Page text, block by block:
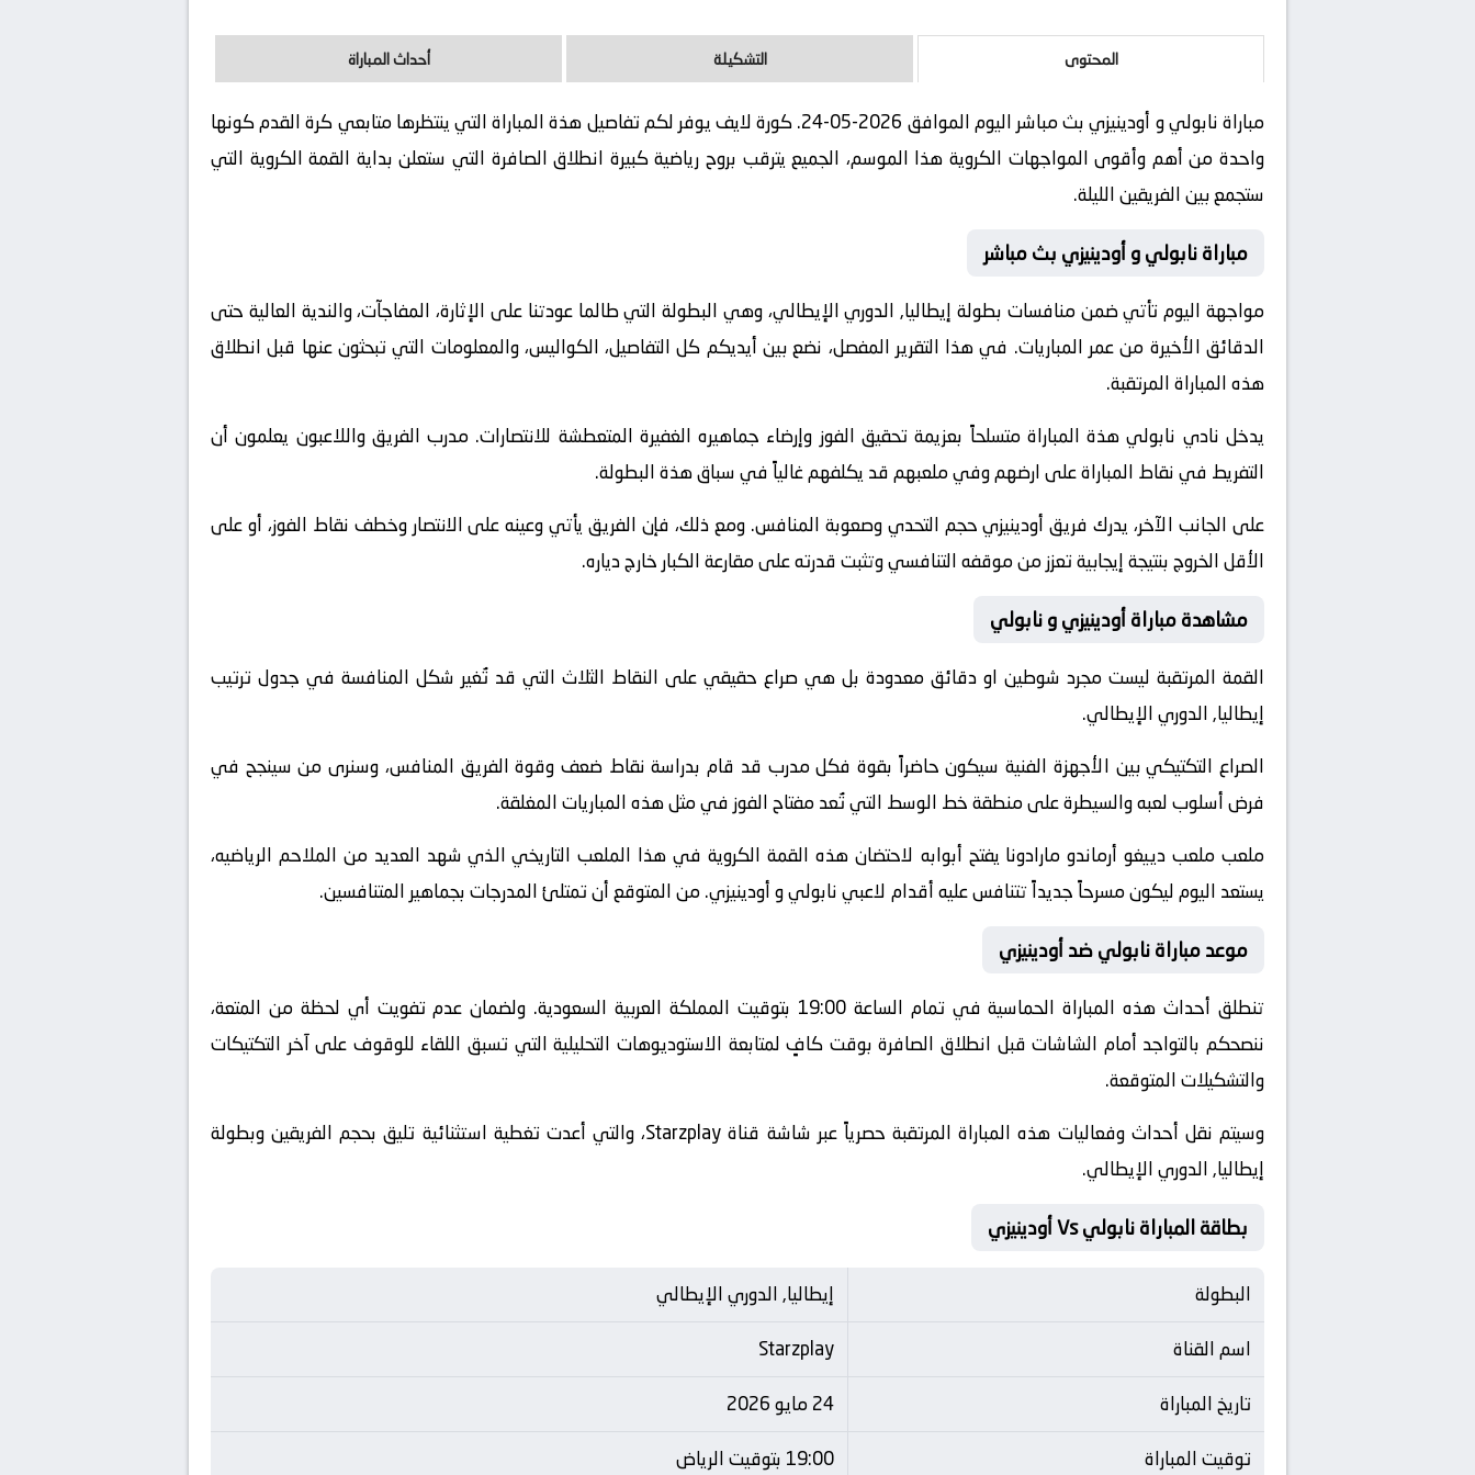
المحتوى التشكيلة أحداث المباراة
مباراة نابولي و أودينيزي بث مباشر اليوم الموافق 2026-05-24. كورة لايف يوفر لكم تفاصيل هذة المباراة التي ينتظرها متابعي كرة القدم كونها
واحدة من أهم وأقوى المواجهات الكروية هذا الموسم، الجميع يترقب بروح رياضية كبيرة انطلاق الصافرة التي ستعلن بداية القمة الكروية التي
ستجمع بين الفريقين الليلة.
مباراة نابولي و أودينيزي بث مباشر
مواجهة اليوم تأتي ضمن منافسات بطولة إيطاليا, الدوري الإيطالي، وهي البطولة التي طالما عودتنا على الإثارة، المفاجآت، والندية العالية حتى
الدقائق الأخيرة من عمر المباريات. في هذا التقرير المفصل، نضع بين أيديكم كل التفاصيل، الكواليس، والمعلومات التي تبحثون عنها قبل انطلاق
هذه المباراة المرتقبة.
يدخل نادي نابولي هذة المباراة متسلحاً بعزيمة تحقيق الفوز وإرضاء جماهيره الغفيرة المتعطشة للانتصارات. مدرب الفريق واللاعبون يعلمون أن
التفريط في نقاط المباراة على ارضهم وفي ملعبهم قد يكلفهم غالياً في سباق هذة البطولة.
على الجانب الآخر، يدرك فريق أودينيزي حجم التحدي وصعوبة المنافس. ومع ذلك، فإن الفريق يأتي وعينه على الانتصار وخطف نقاط الفوز، أو على
الأقل الخروج بنتيجة إيجابية تعزز من موقفه التنافسي وتثبت قدرته على مقارعة الكبار خارج دياره.
مشاهدة مباراة أودينيزي و نابولي
القمة المرتقبة ليست مجرد شوطين او دقائق معدودة بل هي صراع حقيقي على النقاط الثلاث التي قد تُغير شكل المنافسة في جدول ترتيب
إيطاليا, الدوري الإيطالي.
الصراع التكتيكي بين الأجهزة الفنية سيكون حاضراً بقوة فكل مدرب قد قام بدراسة نقاط ضعف وقوة الفريق المنافس، وسنرى من سينجح في
فرض أسلوب لعبه والسيطرة على منطقة خط الوسط التي تُعد مفتاح الفوز في مثل هذه المباريات المغلقة.
ملعب ملعب دييغو أرماندو مارادونا يفتح أبوابه لاحتضان هذه القمة الكروية في هذا الملعب التاريخي الذي شهد العديد من الملاحم الرياضيه،
يستعد اليوم ليكون مسرحاً جديداً تتنافس عليه أقدام لاعبي نابولي و أودينيزي. من المتوقع أن تمتلئ المدرجات بجماهير المتنافسين.
موعد مباراة نابولي ضد أودينيزي
تنطلق أحداث هذه المباراة الحماسية في تمام الساعة 19:00 بتوقيت المملكة العربية السعودية. ولضمان عدم تفويت أي لحظة من المتعة،
ننصحكم بالتواجد أمام الشاشات قبل انطلاق الصافرة بوقت كافٍ لمتابعة الاستوديوهات التحليلية التي تسبق اللقاء للوقوف على آخر التكتيكات
والتشكيلات المتوقعة.
​وسيتم نقل أحداث وفعاليات هذه المباراة المرتقبة حصرياً عبر شاشة قناة Starzplay، والتي أعدت تغطية استثنائية تليق بحجم الفريقين وبطولة
إيطاليا, الدوري الإيطالي.
بطاقة المباراة نابولي Vs أودينيزي
البطولة
إيطاليا, الدوري الإيطالي
اسم القناة
Starzplay
تاريخ المباراة
24 مايو 2026
توقيت المباراة
19:00 بتوقيت الرياض